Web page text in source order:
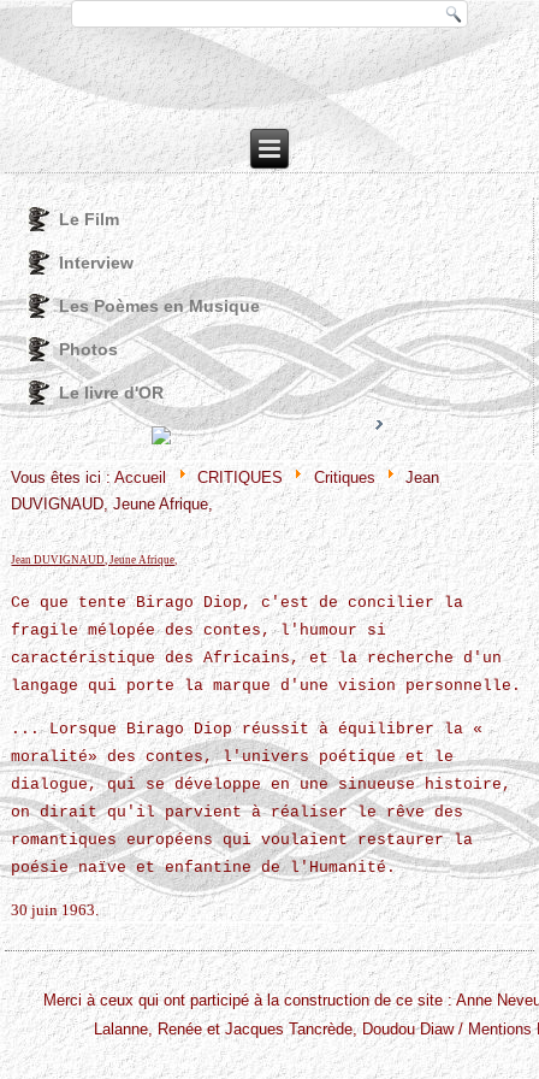
Le Film
Interview
Les Poèmes en Musique
Photos
Le livre d'OR
© FreeJoomla! 3 Modules - by VinaGecko.com
Vous êtes ici :Accueil CRITIQUES Critiques
Jean
DUVIGNAUD, Jeune Afrique,
Jean DUVIGNAUD, Jeune Afrique,
Ce que tente Birago Diop, c'est de concilier la
fragile mélopée des contes, l'humour si
caractéristique des Africains, et la recherche d'un
langage qui porte la marque d'une vision personnelle.
... Lorsque Birago Diop réussit à équilibrer la «
moralité» des contes, l'univers poétique et le
dialogue, qui se développe en une sinueuse histoire,
on dirait qu'il parvient à réaliser le rêve des
romantiques européens qui voulaient restaurer la
poésie naïve et enfantine de l'Humanité.
30 juin 1963.
Merci à ceux qui ont participé à la construction de ce site : Anne
Lalanne, Renée et Jacques Tancrède, Doudou Diaw / Mentions